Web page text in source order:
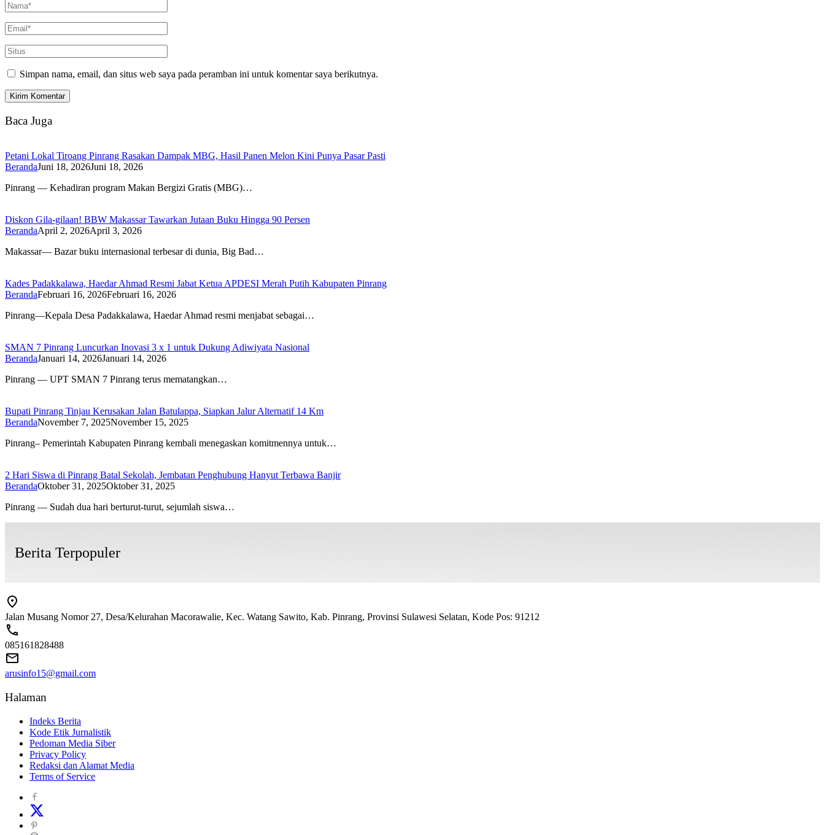
Simpan nama, email, dan situs web saya pada peramban ini untuk komentar saya berikutnya.
Baca Juga
Petani Lokal Tiroang Pinrang Rasakan Dampak MBG, Hasil Panen Melon Kini Punya Pasar Pasti
BerandaJuni 18, 2026Juni 18, 2026
Pinrang — Kehadiran program Makan Bergizi Gratis (MBG)…
Diskon Gila-gilaan! BBW Makassar Tawarkan Jutaan Buku Hingga 90 Persen
BerandaApril 2, 2026April 3, 2026
Makassar— Bazar buku internasional terbesar di dunia, Big Bad…
Kades Padakkalawa, Haedar Ahmad Resmi Jabat Ketua APDESI Merah Putih Kabupaten Pinrang
BerandaFebruari 16, 2026Februari 16, 2026
Pinrang—Kepala Desa Padakkalawa, Haedar Ahmad resmi menjabat sebagai…
SMAN 7 Pinrang Luncurkan Inovasi 3 x 1 untuk Dukung Adiwiyata Nasional
BerandaJanuari 14, 2026Januari 14, 2026
Pinrang — UPT SMAN 7 Pinrang terus mematangkan…
Bupati Pinrang Tinjau Kerusakan Jalan Batulappa, Siapkan Jalur Alternatif 14 Km
BerandaNovember 7, 2025November 15, 2025
Pinrang– Pemerintah Kabupaten Pinrang kembali menegaskan komitmennya untuk…
2 Hari Siswa di Pinrang Batal Sekolah, Jembatan Penghubung Hanyut Terbawa Banjir
BerandaOktober 31, 2025Oktober 31, 2025
Pinrang — Sudah dua hari berturut-turut, sejumlah siswa…
Berita Terpopuler
Jalan Musang Nomor 27, Desa/Kelurahan Macorawalie, Kec. Watang Sawito, Kab. Pinrang, Provinsi Sulawesi Selatan, Kode Pos: 91212
085161828488
arusinfo15@gmail.com
Halaman
Indeks Berita
Kode Etik Jurnalistik
Pedoman Media Siber
Privacy Policy
Redaksi dan Alamat Media
Terms of Service